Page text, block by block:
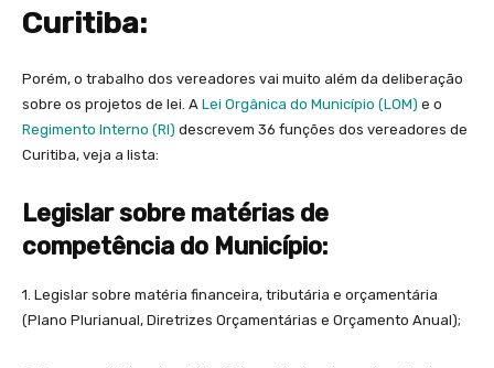
Curitiba:
Porém, o trabalho dos vereadores vai muito além da deliberação
sobre os projetos de lei. A Lei Orgânica do Município (LOM) e o
Regimento Interno (RI) descrevem 36 funções dos vereadores de
Curitiba, veja a lista:
Legislar sobre matérias de
competência do Município:
1. Legislar sobre matéria financeira, tributária e orçamentária
(Plano Plurianual, Diretrizes Orçamentárias e Orçamento Anual);